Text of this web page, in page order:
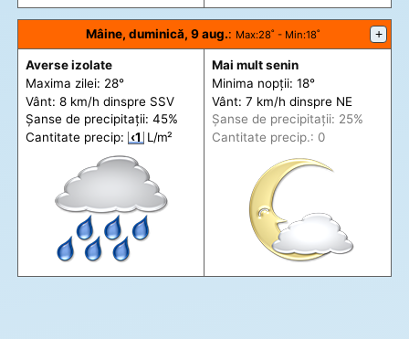
Mâine, duminică, 9 aug.: Max:28˚ - Min:18˚ +
Averse izolate
Maxima zilei: 28°
Vânt: 8 km/h dinspre SSV
Șanse de precipitații: 45%
Cantitate precip: ‹1 L/m²
Mai mult senin
Minima nopții: 18°
Vânt: 7 km/h dinspre NE
Șanse de precipitații: 25%
Cantitate precip.: 0